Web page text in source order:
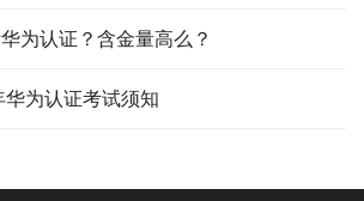
为认证？含金量高么？
华为认证考试须知